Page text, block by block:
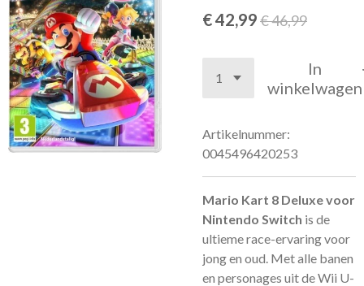
€ 42,99€ 46,99
In
winkelwagen
Artikelnummer:
0045496420253
Mario Kart 8 Deluxe voor
Nintendo Switch is de
ultieme race-ervaring voor
jong en oud. Met alle banen
en personages uit de Wii U-